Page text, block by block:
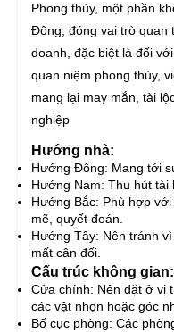
Phong thủy, một phần
Đông, đóng vai trò quan
doanh, đặc biệt là đối
quan niệm phong thủy,
mang lại may mắn, tài
nghiệp
Hướng nhà:
Hướng Đông: Mang tới
Hướng Nam: Thu hút tài
Hướng Bắc: Phù hợp
mẽ, quyết đoán.
Hướng Tây: Nên tránh
mất cân đối.
Cấu trúc không gian:
Cửa chính: Nên đặt ở vị
các vật nhọn hoặc góc
Bố cục phòng: Các